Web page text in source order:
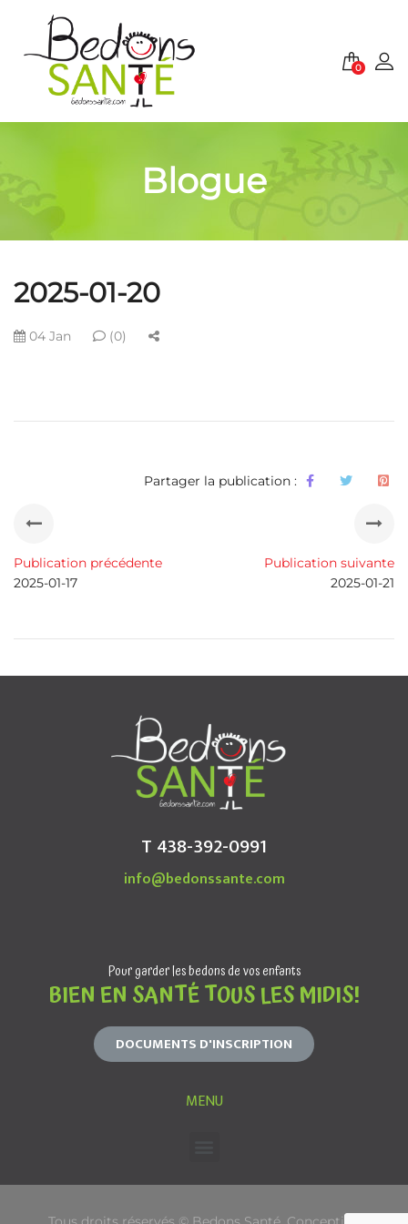
0
Blogue
2025-01-20
04 Jan (0)
Partager la publication :
Publication précédente
2025-01-17
Publication suivante
2025-01-21
T 438-392-0991
info@bedonssante.com
Pour garder les bedons de vos enfants
BIEN EN SANTÉ TOUS LES MIDIS!
DOCUMENTS D'INSCRIPTION
MENU